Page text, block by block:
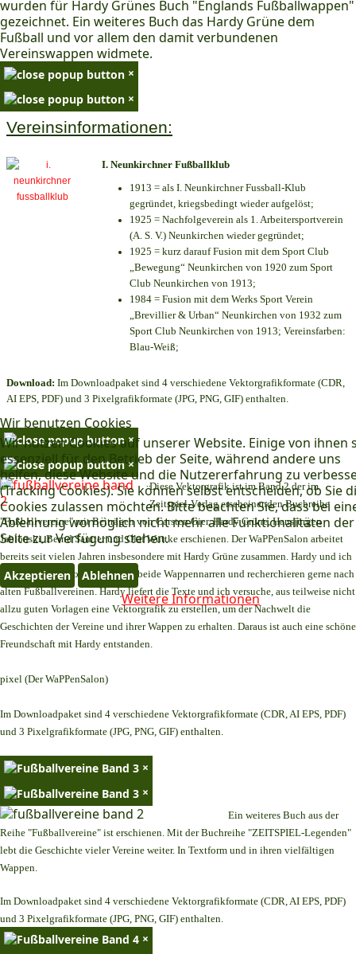
Wir benutzen Cookies
Wir nutzen Cookies auf unserer Website. Einige von ihnen
essenziell für den Betrieb der Seite, während andere uns
helfen, diese Website und die Nutzererfahrung zu
(Tracking Cookies). Sie können selbst entscheiden, ob Sie
Cookies zulassen möchten. Bitte beachten Sie, dass bei
Ablehnung womöglich nicht mehr alle Funktionalitäten der
Seite zur Verfügung stehen.
Akzeptieren Ablehnen
Weitere Informationen
wurden für Hardy Grünes Buch "Englands Fußballwappen"
gezeichnet. Ein weiteres Buch das Hardy Grüne dem
Fußball und vor allem den damit verbundenen
Vereinswappen widmete.
×
×
Vereinsinformationen:
I. Neunkirchner Fußballklub
1913 = als I. Neunkirchner Fussball-Klub
gegründet, kriegsbedingt wieder aufgelöst;
1925 = Nachfolgeverein als 1. Arbeitersportverein
(A. S. V.) Neunkirchen wieder gegründet;
1925 = kurz darauf Fusion mit dem Sport Club
„Bewegung“ Neunkirchen von 1920 zum Sport
Club Neunkirchen von 1913;
1984 = Fusion mit dem Werks Sport Verein
„Brevillier & Urban“ Neunkirchen von 1932 zum
Sport Club Neunkirchen von 1913; Vereinsfarben:
Blau-Weiß;
Download: Im Downloadpaket sind 4 verschiedene Vektorgrafikformate (CDR,
AI EPS, PDF) und 3 Pixelgrafikformate (JPG, PNG, GIF) enthalten.
×
×
Diese Vektorgrafik ist im Band 2 der im
Zeitspiel-Verlag erscheinenden Buchreihe
"Fußballvereine" mit Beiträgen von Carsten Gier, Hardy Grüne, Hansjürgen
Jablonski, Bernd Sautter und Olaf Wuttke erschienen. Der WaPPenSalon arbeitet
bereits seit vielen Jahren insbesondere mit Hardy Grüne zusammen. Hardy und ich
teilen dasselbe Hobby. Wir sind beide Wappennarren und recherchieren gerne nach
alten Fußballvereinen. Hardy liefert die Texte und ich versuche, aus teilweise nicht
allzu guten Vorlagen eine Vektorgrafik zu erstellen, um der Nachwelt die
Geschichten der Vereine und ihrer Wappen zu erhalten. Daraus ist auch eine schöne
Freundschaft mit Hardy entstanden.
pixel (Der WaPPenSalon)
Im Downloadpaket sind 4 verschiedene Vektorgrafikformate (CDR, AI EPS, PDF)
und 3 Pixelgrafikformate (JPG, PNG, GIF) enthalten.
×
×
Ein weiteres Buch aus der
Reihe "Fußballvereine" ist erschienen. Mit der Buchreihe "ZEITSPIEL-Legenden"
lebt die Geschichte vieler Vereine weiter. In Textform und in ihren vielfältigen
Wappen.
Im Downloadpaket sind 4 verschiedene Vektorgrafikformate (CDR, AI EPS, PDF)
und 3 Pixelgrafikformate (JPG, PNG, GIF) enthalten.
×